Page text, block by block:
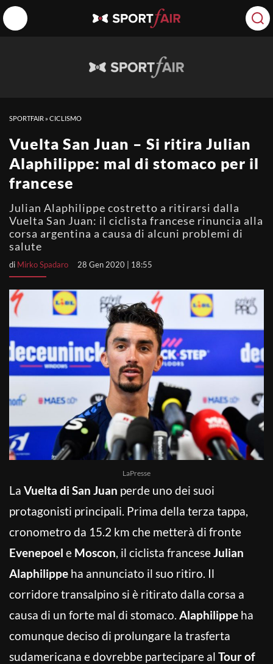
SPORTFAIR »CICLISMO
Vuelta San Juan – Si ritira Julian
Alaphilippe: mal di stomaco per il
francese
Julian Alaphilippe costretto a ritirarsi dalla
Vuelta San Juan: il ciclista francese rinuncia alla
corsa argentina a causa di alcuni problemi di
salute
di Mirko Spadaro 28 Gen 2020 | 18:55
LaPresse
La Vuelta di San Juan perde uno dei suoi
protagonisti principali. Prima della terza tappa,
cronometro da 15.2 km che metterà di fronte
Evenepoel e Moscon, il ciclista franceseJulian
Alaphilippe ha annunciato il suo ritiro. Il
corridore transalpino si è ritirato dalla corsa a
causa di un forte mal di stomaco. Alaphilippe ha
comunque deciso di prolungare la trasferta
sudamericana e dovrebbe partecipare al Tour of